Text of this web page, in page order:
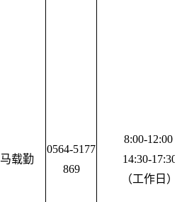
马载勤
0564-5177
869
8:00-12:00
14:30-17:30
（工作日）